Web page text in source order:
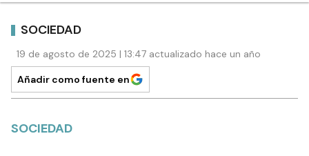
SOCIEDAD
19 de agosto de 2025 | 13:47 actualizado hace un año
Añadir como fuente en
SOCIEDAD